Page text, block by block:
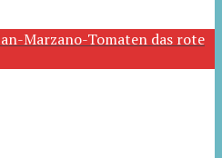
Marzano-Tomaten das rote